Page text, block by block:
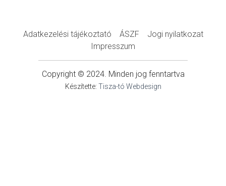
Adatkezelési tájékoztató ÁSZF
Jogi nyilatkozat
Impresszum
Copyright © 2024. Minden jog fenntartva
Készítette: Tisza-tó Webdesign